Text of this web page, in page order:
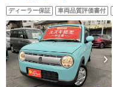
ディーラー保証 車両品質評価書付